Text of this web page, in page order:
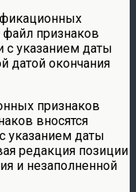
признаков
с указанием даты
датой окончания
признаков
вносятся
указанием даты
редакция позиции
и незаполненной